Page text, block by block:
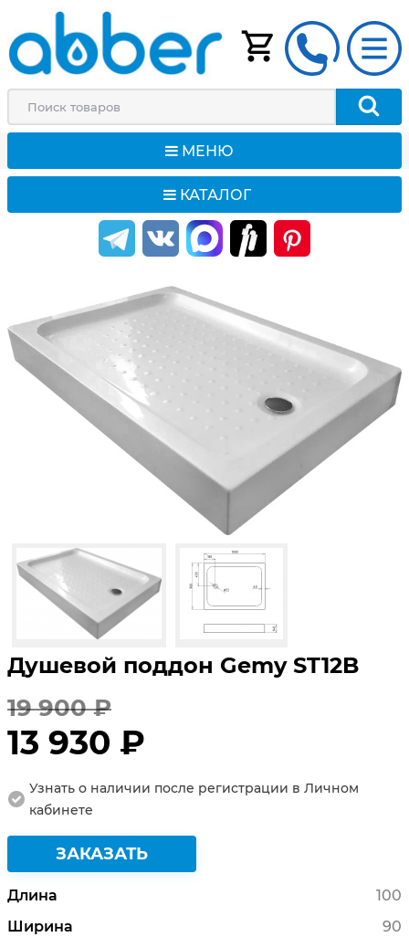
МЕНЮ
КАТАЛОГ
Душевой поддон Gemy ST12B
19 900 ₽
13 930 ₽
Узнать о наличии после регистрации в Личном
кабинете
ЗАКАЗАТЬ
Длина
100
Ширина
90